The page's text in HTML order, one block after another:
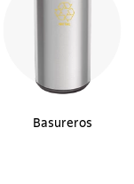
Basureros